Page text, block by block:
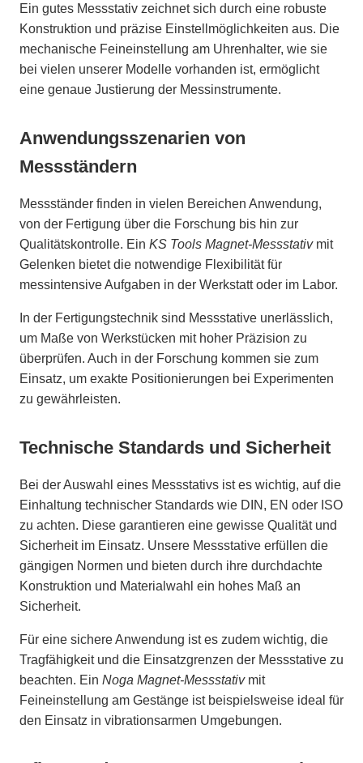
Ein gutes Messstativ zeichnet sich durch eine robuste
Konstruktion und präzise Einstellmöglichkeiten aus. Die
mechanische Feineinstellung am Uhrenhalter, wie sie
bei vielen unserer Modelle vorhanden ist, ermöglicht
eine genaue Justierung der Messinstrumente.
Anwendungsszenarien von
Messständern
Messständer finden in vielen Bereichen Anwendung,
von der Fertigung über die Forschung bis hin zur
Qualitätskontrolle. Ein KS Tools Magnet-Messstativmit
Gelenken bietet die notwendige Flexibilität für
messintensive Aufgaben in der Werkstatt oder im Labor.
In der Fertigungstechnik sind Messstative unerlässlich,
um Maße von Werkstücken mit hoher Präzision zu
überprüfen. Auch in der Forschung kommen sie zum
Einsatz, um exakte Positionierungen bei Experimenten
zu gewährleisten.
Technische Standards und Sicherheit
Bei der Auswahl eines Messstativs ist es wichtig, auf die
Einhaltung technischer Standards wie DIN, EN oder ISO
zu achten. Diese garantieren eine gewisse Qualität und
Sicherheit im Einsatz. Unsere Messstative erfüllen die
gängigen Normen und bieten durch ihre durchdachte
Konstruktion und Materialwahl ein hohes Maß an
Sicherheit.
Für eine sichere Anwendung ist es zudem wichtig, die
Tragfähigkeit und die Einsatzgrenzen der Messstative zu
beachten. Ein Noga Magnet-Messstativmit
Feineinstellung am Gestänge ist beispielsweise ideal für
den Einsatz in vibrationsarmen Umgebungen.